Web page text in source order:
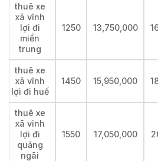
thuê xe
xã vĩnh
lợi đi
miền
trung
1250 13,750,000
thuê xe
xã vĩnh
lợi đi huế
1450 15,950,000
thuê xe
xã vĩnh
lợi đi
quảng
ngãi
1550 17,050,000